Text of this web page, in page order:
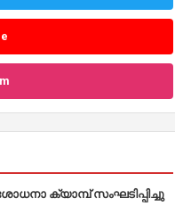
ക്യാമ്പ് സംഘടിപ്പിച്ചു